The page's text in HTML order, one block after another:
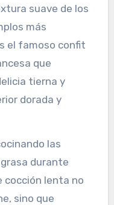
suave de los
más
el famoso confit
que
tierna y
dorada y
las
durante
cocción lenta no
sino que